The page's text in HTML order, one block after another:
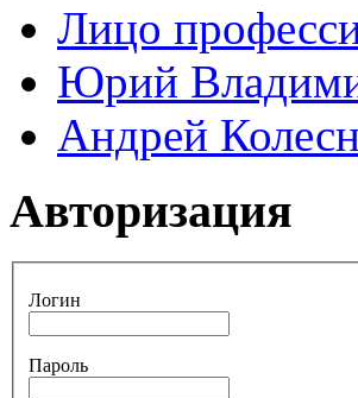
Лицо
Юрий
Андрей
Авторизация
Логин
Пароль